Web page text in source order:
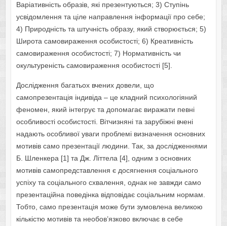
Варіативність образів, які презентуються; 3) Ступінь
усвідомлення та ціле направлення інформації про себе;
4) Природність та штучність образу, який створюється; 5)
Широта самовираження особистості; 6) Креативність
самовираження особистості; 7) Нормативність чи
окультуреність самовираження особистості [5].
Дослідження багатьох вчених довели, що
самопрезентація індивіда – це кладний психологіяний
феномен, який інтегрує та допомагає виражати певні
особливості особистості. Вітчизняні та зарубіжні вчені
надають особливої уваги проблемі визначення основних
мотивів само презентації людини. Так, за дослідженнями
Б. Шленкера [1] та Дж. Літтела [4], одним з основних
мотивів самопредставлення є досягнення соціального
успіху та соціального схвалення, однак не завжди само
презентаційна поведінка відповідає соціальним нормам.
Тобто, само презентація може бути зумовлена великою
кількістю мотивів та необов’язково включає в себе